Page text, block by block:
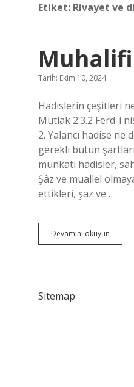
Etiket: Rivayet ve
Tarih: Ekim 10, 2024
Hadislerin çeşitleri
Mutlak 2.3.2 Ferd-i
2. Yalancı hadise
gerekli bütün
munkatı hadisler,
Şâz ve muallel
ettikleri, şaz ve…
Devamını okuyun
Sitemap